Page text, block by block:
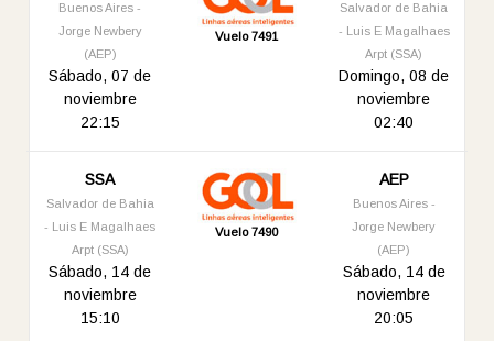
Buenos Aires -
Jorge Newbery
(AEP)
Sábado, 07 de
noviembre
22:15
Vuelo 7491
Salvador de Bahia
- Luis E Magalhaes
Arpt (SSA)
Domingo, 08 de
noviembre
02:40
SSA
Salvador de Bahia
- Luis E Magalhaes
Arpt (SSA)
Sábado, 14 de
noviembre
15:10
Vuelo 7490
AEP
Buenos Aires -
Jorge Newbery
(AEP)
Sábado, 14 de
noviembre
20:05